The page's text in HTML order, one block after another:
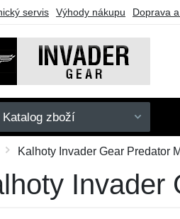
servis Výhody nákupu Doprava
Katalog zboží
Kalhoty Invader Gear Predator
Invader